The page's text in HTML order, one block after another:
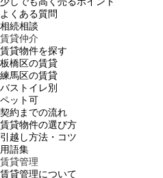
よくある質問
相続相談
賃貸仲介
賃貸物件を探す
板橋区の賃貸
練馬区の賃貸
バストイレ別
ペット可
契約までの流れ
賃貸物件の選び方
引越し方法・コツ
用語集
賃貸管理
賃貸管理について